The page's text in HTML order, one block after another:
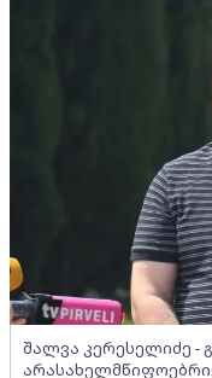
შალვა კერესელიძე -